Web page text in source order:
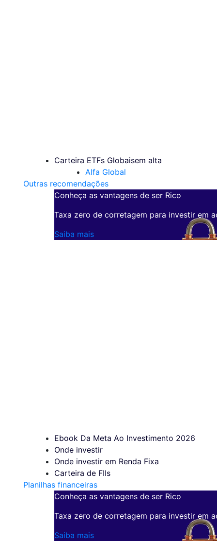
Carteira ETFs Globaisem alta
Alfa Global
Outras recomendações
Conheça as vantagens de ser Rico
Taxa zero de corretagem para investir em
Saiba mais
Ebook Da Meta Ao Investimento 2026
Onde investir
Onde investir em Renda Fixa
Carteira de FIIs
Planilhas financeiras
Conheça as vantagens de ser Rico
Taxa zero de corretagem para investir em
Saiba mais